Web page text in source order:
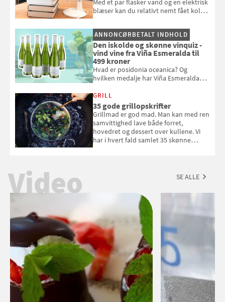
Med et par flasker vand og en elektrisk
blæser kan du relativt nemt fået koldt
og se, hvordan du gør
ANNONCØRBETALT INDHOLD
Den iskolde og skønne vinquiz -
vind vine fra Viña Esmeralda til
499 kroner
Hvad er posidonia oceanica? Og
hvilken medalje har Viña Esmeralda
med i Samvirkes skønne vinquiz, hvor
du kan vinde 6 flasker vin fra Viña
Esmeralda. Konkurrencen slutter 1.
september 2026.
GRILL
35 gode grillopskrifter
Grillmad er god mad. Man kan med ren
samvittighed lave både forret,
hovedret og dessert over kullene. Vi
har i hvert fald samlet 35 skønne
Video SE ALLE